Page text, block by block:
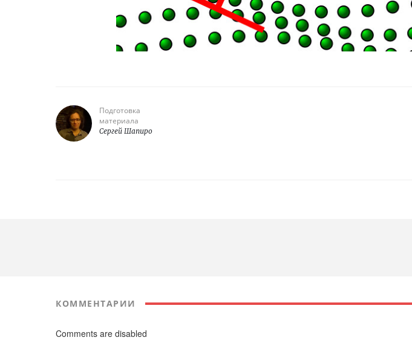
Подготовка
материала
Сергей Шапиро
КОММЕНТАРИИ
Comments are disabled